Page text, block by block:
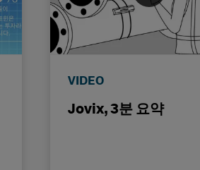
VIDEO
Jovix, 3분 요약